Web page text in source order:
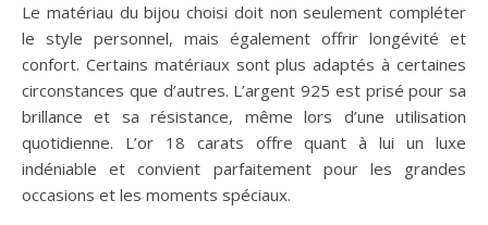
Le matériau du bijou choisi doit non seulement compléter
le style personnel, mais également offrir longévité et
confort. Certains matériaux sont plus adaptés à certaines
circonstances que d’autres. L’argent 925 est prisé pour sa
brillance et sa résistance, même lors d’une utilisation
quotidienne. L’or 18 carats offre quant à lui un luxe
indéniable et convient parfaitement pour les grandes
occasions et les moments spéciaux.